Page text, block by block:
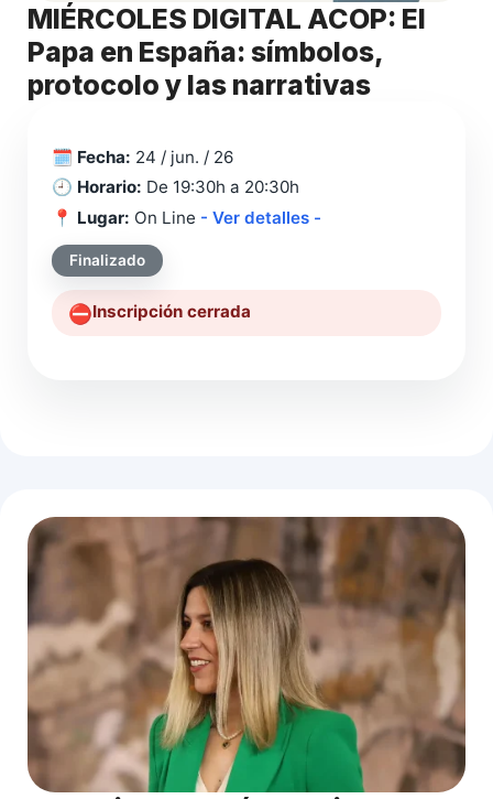
MIÉRCOLES DIGITAL ACOP: El
Papa en España: símbolos,
protocolo y las narrativas
🗓️ Fecha: 24 / jun. / 26
🕘 Horario: De 19:30h a 20:30h
📍 Lugar: On Line - Ver detalles -
Finalizado
⛔️Inscripción cerrada